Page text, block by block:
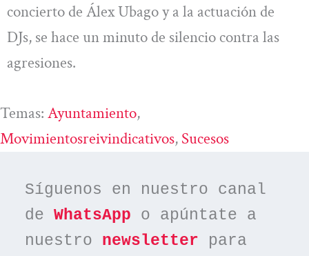
concierto de Álex Ubago y a la actuación de
DJs, se hace un minuto de silencio contra las
agresiones.
Temas: Ayuntamiento
Movimientosreivindicativos, Sucesos
Síguenos en nuestro canal
de WhatsApp o apúntate a
nuestro newsletter para